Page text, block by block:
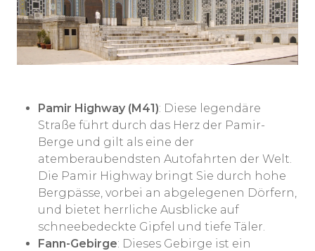
Pamir Highway (M41): Diese legendäre
Straße führt durch das Herz der Pamir-
Berge und gilt als eine der
atemberaubendsten Autofahrten der Welt.
Die Pamir Highway bringt Sie durch hohe
Bergpässe, vorbei an abgelegenen Dörfern,
und bietet herrliche Ausblicke auf
schneebedeckte Gipfel und tiefe Täler.
Fann-Gebirge: Dieses Gebirge ist ein